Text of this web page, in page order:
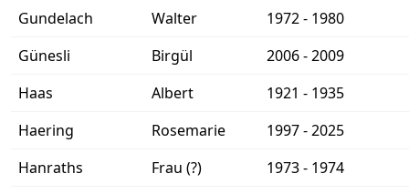
Gundelach
Walter
1972 - 1980
Günesli
Birgül
2006 - 2009
Haas
Albert
1921 - 1935
Haering
Rosemarie
1997 - 2025
Hanraths
Frau (?)
1973 - 1974